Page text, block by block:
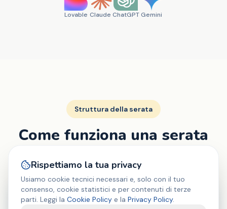
Lovable Claude ChatGPT Gemini
Struttura della serata
Come funziona una serata
10 min
Rispettiamo la tua privacy
Usiamo cookie tecnici necessari e, solo con il tuo
consenso, cookie statistici e per contenuti di terze
parti. Leggi la Cookie Policy e la Privacy Policy.